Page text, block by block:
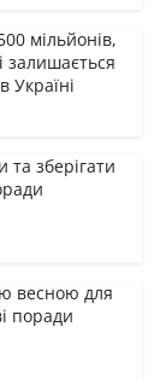
мільйонів,
залишається
Україні
зберігати
весною для
поради